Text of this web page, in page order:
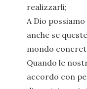
realizzarli;
A Dio
anche se
mondo
Quando le
accordo con